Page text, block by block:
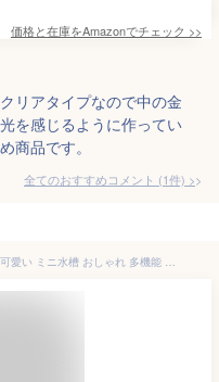
価格と在庫をAmazonでチェック >>
リアタイプなので中の金
を感じるように作ってい
商品です。
全てのおすすめコメント (1件) >
29cm 金魚鉢 ガラス製 透明 丸 鉢 和風 可愛い ミニ水槽 おしゃれ 多機能 観葉植物を入れて 万能ガラス容器 大容量 金魚 ベタ メダカ アカヒレなど 砂あび 砂場 砂あそび